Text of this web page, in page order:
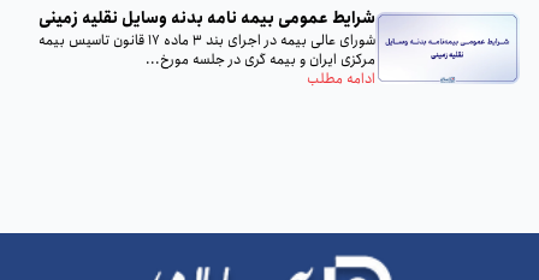
شرایط عمومی بیمه‌ نامه بدنه وسایل نقلیه زمینی
شورای عالی بیمه در اجرای بند 3 ماده 17 قانون تاسیس بیمه
مرکزی ایران و بیمه گری در جلسه مورخ...
ادامه مطلب